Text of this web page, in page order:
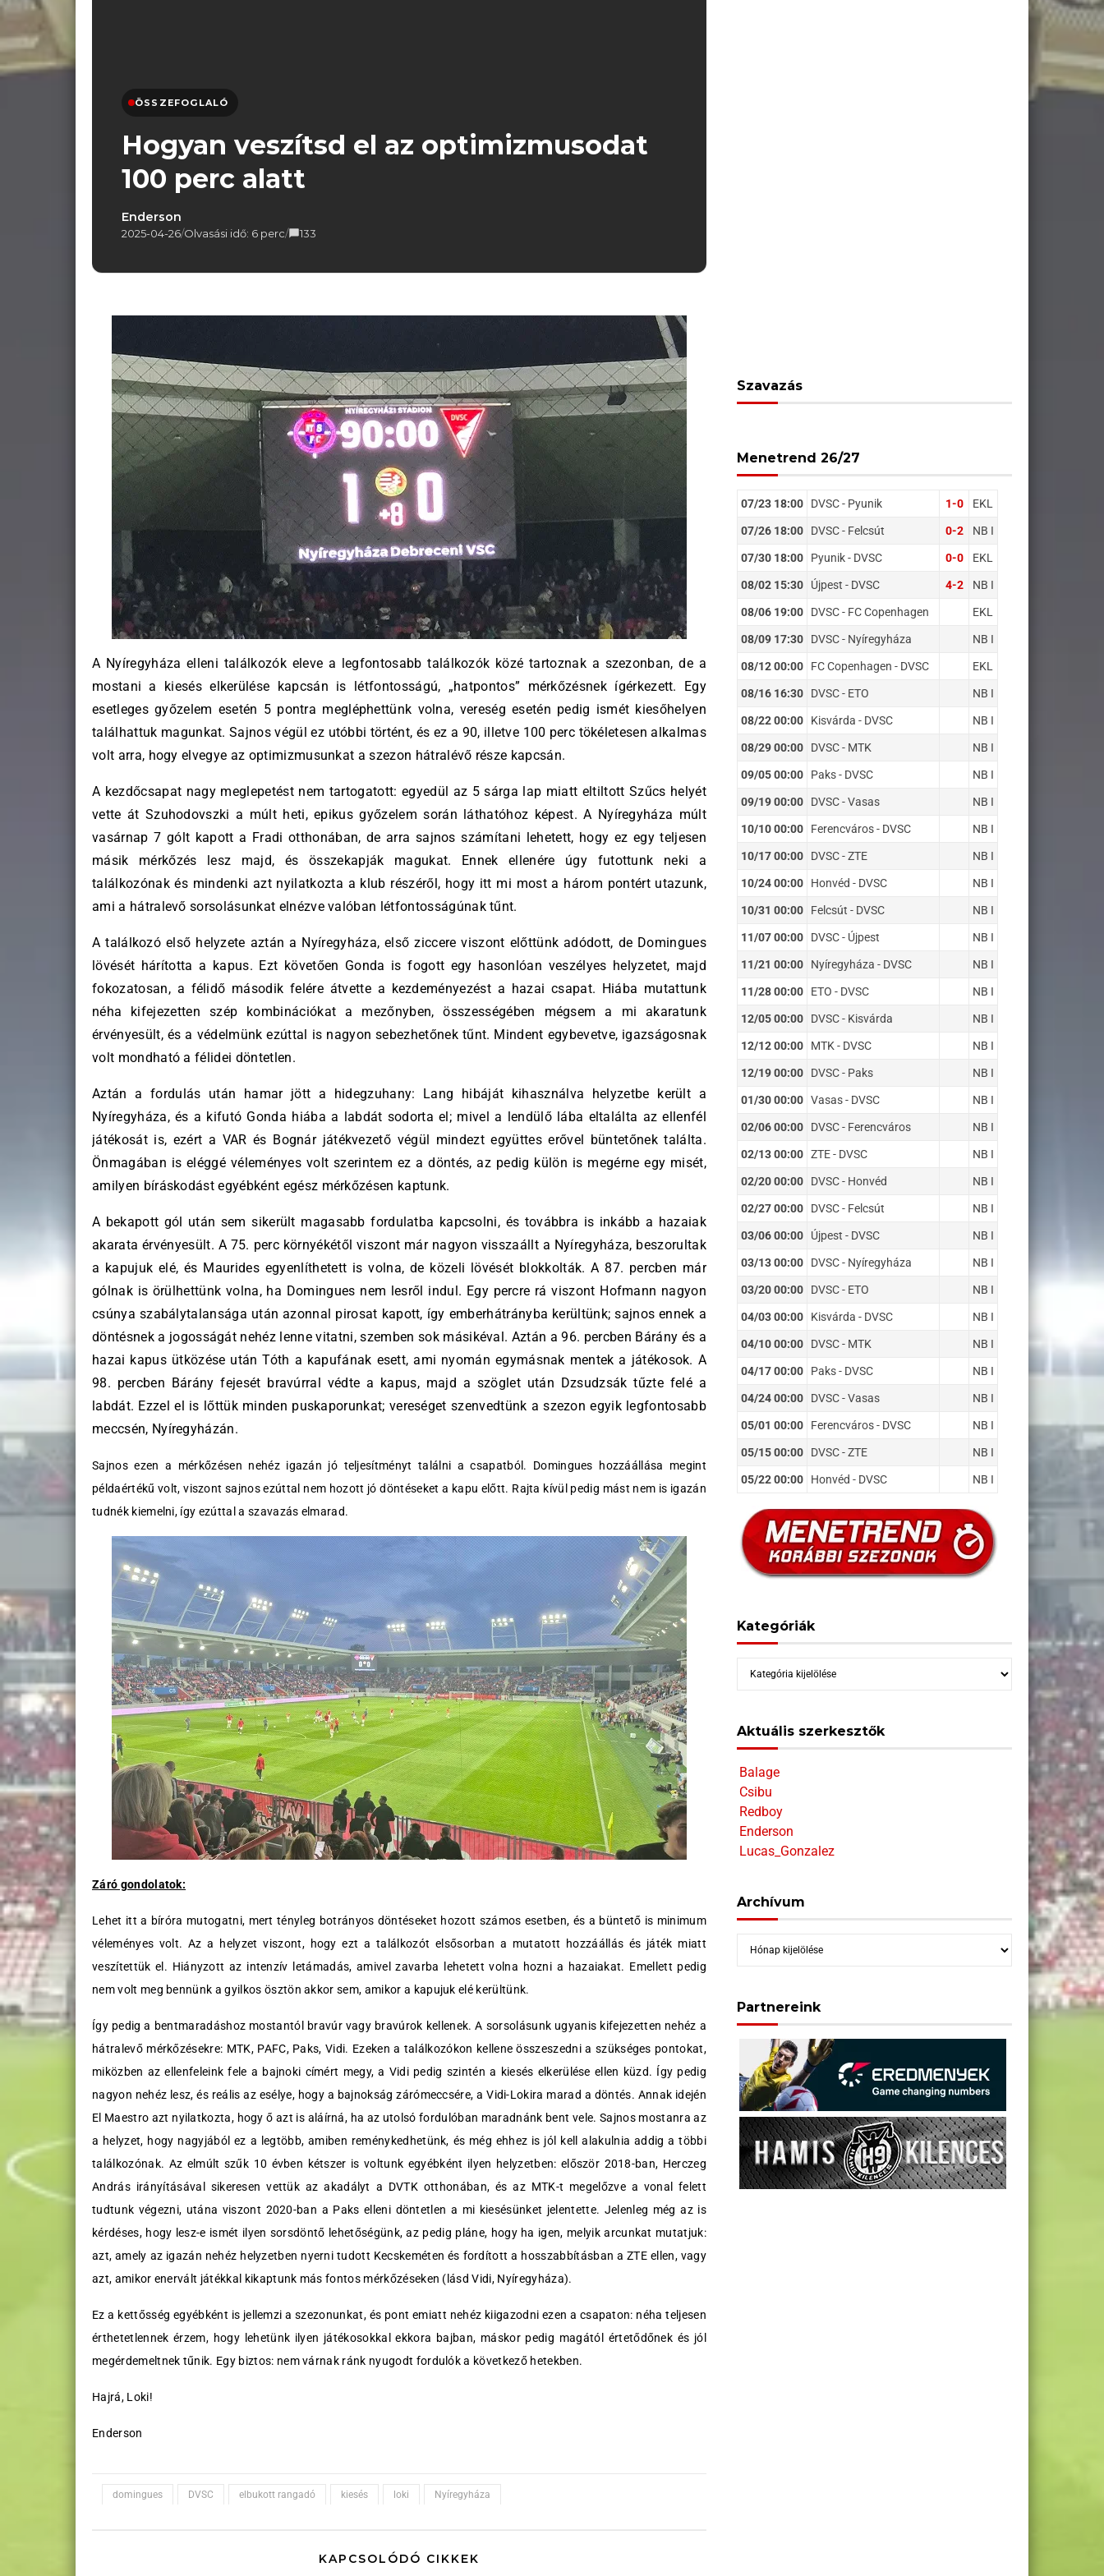
ÖSSZEFOGLALÓ
Hogyan veszítsd el az optimizmusodat
100 perc alatt
Enderson
2025-04-26/Olvasási idő: 6 perc/ 133
A Nyíregyháza elleni találkozók eleve a legfontosabb találkozók közé tartoznak a szezonban, de a
mostani a kiesés elkerülése kapcsán is létfontosságú, „hatpontos” mérkőzésnek ígérkezett. Egy
esetleges győzelem esetén 5 pontra megléphettünk volna, vereség esetén pedig ismét kiesőhelyen
találhattuk magunkat. Sajnos végül ez utóbbi történt, és ez a 90, illetve 100 perc tökéletesen alkalmas
volt arra, hogy elvegye az optimizmusunkat a szezon hátralévő része kapcsán.
A kezdőcsapat nagy meglepetést nem tartogatott: egyedül az 5 sárga lap miatt eltiltott Szűcs helyét
vette át Szuhodovszki a múlt heti, epikus győzelem során láthatóhoz képest. A Nyíregyháza múlt
vasárnap 7 gólt kapott a Fradi otthonában, de arra sajnos számítani lehetett, hogy ez egy teljesen
másik mérkőzés lesz majd, és összekapják magukat. Ennek ellenére úgy futottunk neki a
találkozónak és mindenki azt nyilatkozta a klub részéről, hogy itt mi most a három pontért utazunk,
ami a hátralevő sorsolásunkat elnézve valóban létfontosságúnak tűnt.
A találkozó első helyzete aztán a Nyíregyháza, első ziccere viszont előttünk adódott, de Domingues
lövését hárította a kapus. Ezt követően Gonda is fogott egy hasonlóan veszélyes helyzetet, majd
fokozatosan, a félidő második felére átvette a kezdeményezést a hazai csapat. Hiába mutattunk
néha kifejezetten szép kombinációkat a mezőnyben, összességében mégsem a mi akaratunk
érvényesült, és a védelmünk ezúttal is nagyon sebezhetőnek tűnt. Mindent egybevetve, igazságosnak
volt mondható a félidei döntetlen.
Aztán a fordulás után hamar jött a hidegzuhany: Lang hibáját kihasználva helyzetbe került a
Nyíregyháza, és a kifutó Gonda hiába a labdát sodorta el; mivel a lendülő lába eltalálta az ellenfél
játékosát is, ezért a VAR és Bognár játékvezető végül mindezt együttes erővel büntetőnek találta.
Önmagában is eléggé véleményes volt szerintem ez a döntés, az pedig külön is megérne egy misét,
amilyen bíráskodást egyébként egész mérkőzésen kaptunk.
A bekapott gól után sem sikerült magasabb fordulatba kapcsolni, és továbbra is inkább a hazaiak
akarata érvényesült. A 75. perc környékétől viszont már nagyon visszaállt a Nyíregyháza, beszorultak
a kapujuk elé, és Maurides egyenlíthetett is volna, de közeli lövését blokkolták. A 87. percben már
gólnak is örülhettünk volna, ha Domingues nem lesről indul. Egy percre rá viszont Hofmann nagyon
csúnya szabálytalansága után azonnal pirosat kapott, így emberhátrányba kerültünk; sajnos ennek a
döntésnek a jogosságát nehéz lenne vitatni, szemben sok másikéval. Aztán a 96. percben Bárány és a
hazai kapus ütközése után Tóth a kapufának esett, ami nyomán egymásnak mentek a játékosok. A
98. percben Bárány fejesét bravúrral védte a kapus, majd a szöglet után Dzsudzsák tűzte felé a
labdát. Ezzel el is lőttük minden puskaporunkat; vereséget szenvedtünk a szezon egyik legfontosabb
meccsén, Nyíregyházán.
Sajnos ezen a mérkőzésen nehéz igazán jó teljesítményt találni a csapatból. Domingues hozzáállása megint
példaértékű volt, viszont sajnos ezúttal nem hozott jó döntéseket a kapu előtt. Rajta kívül pedig mást nem is igazán
tudnék kiemelni, így ezúttal a szavazás elmarad.
Záró gondolatok:
Lehet itt a bíróra mutogatni, mert tényleg botrányos döntéseket hozott számos esetben, és a büntető is minimum
véleményes volt. Az a helyzet viszont, hogy ezt a találkozót elsősorban a mutatott hozzáállás és játék miatt
veszítettük el. Hiányzott az intenzív letámadás, amivel zavarba lehetett volna hozni a hazaiakat. Emellett pedig
nem volt meg bennünk a gyilkos ösztön akkor sem, amikor a kapujuk elé kerültünk.
Így pedig a bentmaradáshoz mostantól bravúr vagy bravúrok kellenek. A sorsolásunk ugyanis kifejezetten nehéz a
hátralevő mérkőzésekre: MTK, PAFC, Paks, Vidi. Ezeken a találkozókon kellene összeszedni a szükséges pontokat,
miközben az ellenfeleink fele a bajnoki címért megy, a Vidi pedig szintén a kiesés elkerülése ellen küzd. Így pedig
nagyon nehéz lesz, és reális az esélye, hogy a bajnokság zárómeccsére, a Vidi-Lokira marad a döntés. Annak idején
El Maestro azt nyilatkozta, hogy ő azt is aláírná, ha az utolsó fordulóban maradnánk bent vele. Sajnos mostanra az
a helyzet, hogy nagyjából ez a legtöbb, amiben reménykedhetünk, és még ehhez is jól kell alakulnia addig a többi
találkozónak. Az elmúlt szűk 10 évben kétszer is voltunk egyébként ilyen helyzetben: először 2018-ban, Herczeg
András irányításával sikeresen vettük az akadályt a DVTK otthonában, és az MTK-t megelőzve a vonal felett
tudtunk végezni, utána viszont 2020-ban a Paks elleni döntetlen a mi kiesésünket jelentette. Jelenleg még az is
kérdéses, hogy lesz-e ismét ilyen sorsdöntő lehetőségünk, az pedig pláne, hogy ha igen, melyik arcunkat mutatjuk:
azt, amely az igazán nehéz helyzetben nyerni tudott Kecskeméten és fordított a hosszabbításban a ZTE ellen, vagy
azt, amikor enervált játékkal kikaptunk más fontos mérkőzéseken (lásd Vidi, Nyíregyháza).
Ez a kettősség egyébként is jellemzi a szezonunkat, és pont emiatt nehéz kiigazodni ezen a csapaton: néha teljesen
érthetetlennek érzem, hogy lehetünk ilyen játékosokkal ekkora bajban, máskor pedig magától értetődőnek és jól
megérdemeltnek tűnik. Egy biztos: nem várnak ránk nyugodt fordulók a következő hetekben.
Hajrá, Loki!
Enderson
domingues DVSC elbukott rangadó kiesés loki Nyíregyháza
KAPCSOLÓDÓ CIKKEK
Szavazás
Menetrend 26/27
07/23 18:00 DVSC - Pyunik 1-0 EKL
07/26 18:00 DVSC - Felcsút 0-2 NB I
07/30 18:00 Pyunik - DVSC 0-0 EKL
08/02 15:30 Újpest - DVSC 4-2 NB I
08/06 19:00 DVSC - FC Copenhagen EKL
08/09 17:30 DVSC - Nyíregyháza NB I
08/12 00:00 FC Copenhagen - DVSC EKL
08/16 16:30 DVSC - ETO NB I
08/22 00:00 Kisvárda - DVSC NB I
08/29 00:00 DVSC - MTK NB I
09/05 00:00 Paks - DVSC NB I
09/19 00:00 DVSC - Vasas NB I
10/10 00:00 Ferencváros - DVSC NB I
10/17 00:00 DVSC - ZTE NB I
10/24 00:00 Honvéd - DVSC NB I
10/31 00:00 Felcsút - DVSC NB I
11/07 00:00 DVSC - Újpest NB I
11/21 00:00 Nyíregyháza - DVSC NB I
11/28 00:00 ETO - DVSC NB I
12/05 00:00 DVSC - Kisvárda NB I
12/12 00:00 MTK - DVSC NB I
12/19 00:00 DVSC - Paks NB I
01/30 00:00 Vasas - DVSC NB I
02/06 00:00 DVSC - Ferencváros NB I
02/13 00:00 ZTE - DVSC NB I
02/20 00:00 DVSC - Honvéd NB I
02/27 00:00 DVSC - Felcsút NB I
03/06 00:00 Újpest - DVSC NB I
03/13 00:00 DVSC - Nyíregyháza NB I
03/20 00:00 DVSC - ETO NB I
04/03 00:00 Kisvárda - DVSC NB I
04/10 00:00 DVSC - MTK NB I
04/17 00:00 Paks - DVSC NB I
04/24 00:00 DVSC - Vasas NB I
05/01 00:00 Ferencváros - DVSC NB I
05/15 00:00 DVSC - ZTE NB I
05/22 00:00 Honvéd - DVSC NB I
Kategóriák
Kategóriák
Aktuális szerkesztők
Balage
Csibu
Redboy
Enderson
Lucas_Gonzalez
Archívum
Archívum
Partnereink